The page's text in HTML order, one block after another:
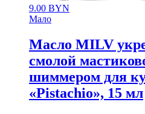
9.00 BYN
Мало
Масло MILV
смолой
шиммером для
«Pistachio», 15 мл